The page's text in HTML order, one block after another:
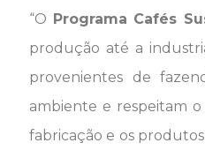
“O Programa Cafés
produção até a
provenientes de
ambiente e respeitam
fabricação e os